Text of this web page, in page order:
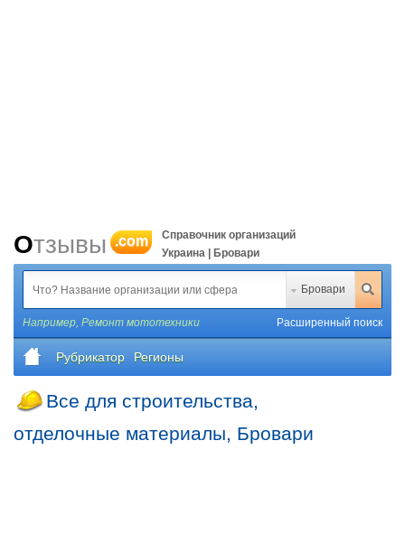
Отзывы .com
Справочник организаций
Украина | Бровари
Бровари
Например, Ремонт мототехники Расширенный поиск
Рубрикатор Регионы
Все для строительства,
отделочные материалы, Бровари